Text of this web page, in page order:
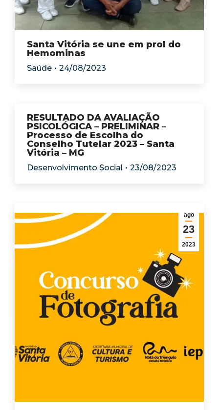
Santa Vitória se une em prol do
Hemominas
Saúde 24/08/2023
RESULTADO DA AVALIAÇÃO
PSICOLÓGICA – PRELIMINAR –
Processo de Escolha do
Conselho Tutelar 2023 – Santa
Vitória – MG
Desenvolvimento Social 23/08/2023
ago
23
2023